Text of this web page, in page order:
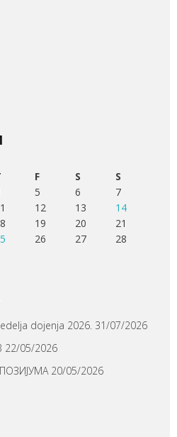
F S
S
5 6
7
12 13
14
19 20
21
26 27
28
dojenja 2026. 31/07/2026
22/05/2026
20/05/2026